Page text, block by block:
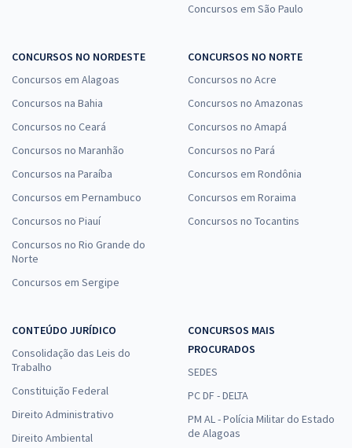
Concursos em São Paulo
CONCURSOS NO NORDESTE
Concursos em Alagoas
Concursos na Bahia
Concursos no Ceará
Concursos no Maranhão
Concursos na Paraíba
Concursos em Pernambuco
Concursos no Piauí
Concursos no Rio Grande do
Norte
Concursos em Sergipe
CONCURSOS NO NORTE
Concursos no Acre
Concursos no Amazonas
Concursos no Amapá
Concursos no Pará
Concursos em Rondônia
Concursos em Roraima
Concursos no Tocantins
CONTEÚDO JURÍDICO
Consolidação das Leis do
Trabalho
Constituição Federal
Direito Administrativo
Direito Ambiental
CONCURSOS MAIS
PROCURADOS
SEDES
PC DF - DELTA
PM AL - Polícia Militar do Estado
de Alagoas